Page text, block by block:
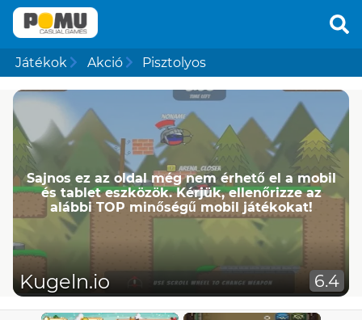
Játékok Akció Pisztolyos
Sajnos ez az oldal még nem érhető el a mobil
és tablet eszközök. Kérjük, ellenőrizze az
alábbi TOP minőségű mobil játékokat!
Kugeln.io 6.4